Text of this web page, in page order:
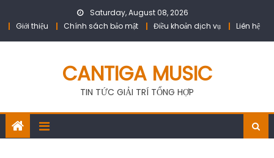
Saturday, August 08, 2026
Giới thiệu
Chính sách bảo mật Điều khoản dịch vụ Liên hệ
CANTIGA MUSIC
TIN TỨC GIẢI TRÍ TỔNG HỢP